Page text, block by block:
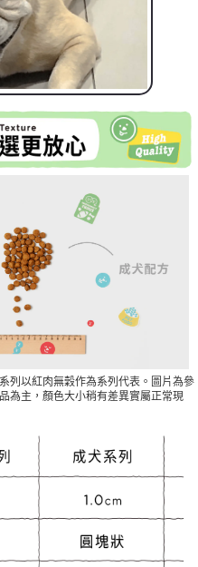
列以紅肉無穀作為系列代表。圖片為參
為主，顏色大小稍有差異實屬正常現